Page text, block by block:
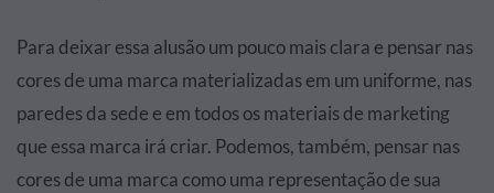
Para deixar essa alusão um pouco mais clara e pensar nas
cores de uma marca materializadas em um uniforme, nas
paredes da sede e em todos os materiais de marketing
que essa marca irá criar. Podemos, também, pensar nas
cores de uma marca como uma representação de sua